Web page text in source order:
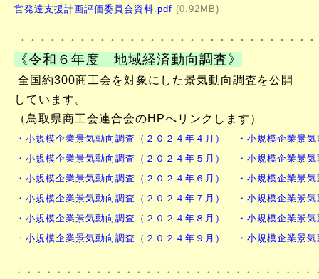
営発達支援計画評価委員会資料.pdf (0.92MB)
・・・・・・・・・・・・・・・・・・・・・・・・・・・・・
《令和６年度 地域経済動向調査》
全国約300商工会を対象にした景気動向調査を公開
しています。
（鳥取県商工会連合会のHPへリンクします）
・ 小規模企業景気動向調査（２０２４年４月）
・小規模企業景
・ 小規模企業景気動向調査（２０２４年５月）
・小規模企業景
・ 小規模企業景気動向調査（２０２４年６月）
・小規模企業景
・ 小規模企業景気動向調査（２０２４年７月）
・小規模企業景
・小規模企業景気動向調査（２０２４年８月）
・小規模企業景
・ 小規模企業景気動向調査（２０２４年９月） ・小規模企業景
・・・・・・・・・・・・・・・・・・・・・・・・・・・・・